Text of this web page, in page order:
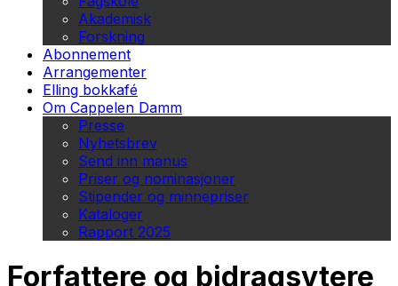
Akademisk
Forskning
Abonnement
Arrangementer
Elling bokkafé
Om Cappelen Damm
Presse
Nyhetsbrev
Send inn manus
Priser og nominasjoner
Stipender og minnepriser
Kataloger
Rapport 2025
Forfattere og bidragsytere